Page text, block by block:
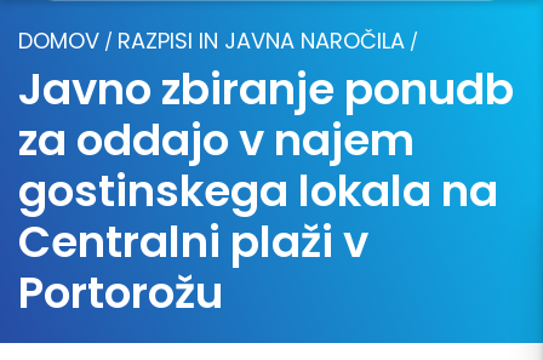
DOMOV / RAZPISI IN JAVNA NAROČILA /
Javno zbiranje ponudb
za oddajo v najem
gostinskega lokala na
Centralni plaži v
Portorožu